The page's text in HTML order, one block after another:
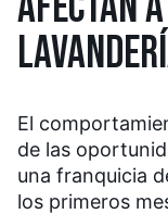
El
de las
una franquicia
los primeros